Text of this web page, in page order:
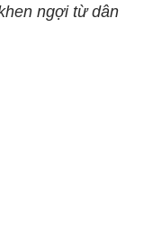
ngợi từ dân